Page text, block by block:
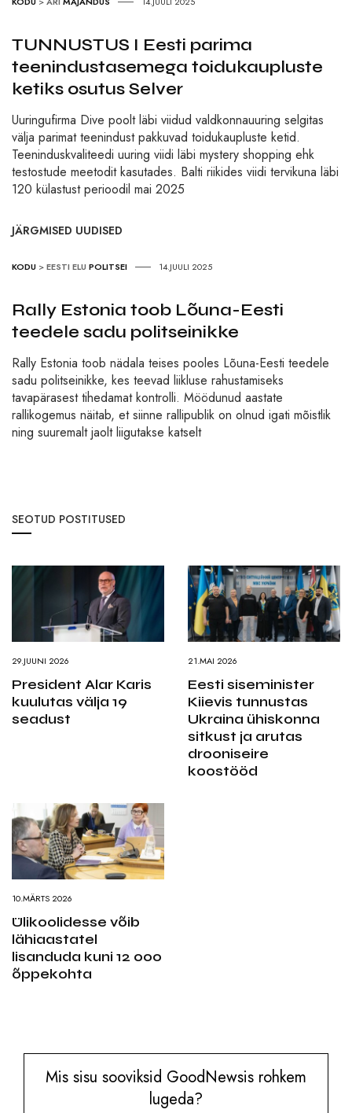
TUNNUSTUS I Eesti parima
teenindustasemega toidukaupluste
ketiks osutus Selver
Uuringufirma Dive poolt läbi viidud valdkonnauuring selgitas
välja parimat teenindust pakkuvad toidukaupluste ketid.
Teeninduskvaliteedi uuring viidi läbi mystery shopping ehk
testostude meetodit kasutades. Balti riikides viidi tervikuna läbi
120 külastust perioodil mai 2025
JÄRGMISED UUDISED
KODU >EESTI ELU POLITSEI 14.JUULI 2025
Rally Estonia toob Lõuna-Eesti
teedele sadu politseinikke
Rally Estonia toob nädala teises pooles Lõuna-Eesti teedele
sadu politseinikke, kes teevad liikluse rahustamiseks
tavapärasest tihedamat kontrolli. Möödunud aastate
rallikogemus näitab, et siinne rallipublik on olnud igati mõistlik
ning suuremalt jaolt liigutakse katselt
SEOTUD POSTITUSED
29.JUUNI 2026
President Alar Karis
kuulutas välja 19
seadust
21.MAI 2026
Eesti siseminister
Kiievis tunnustas
Ukraina ühiskonna
sitkust ja arutas
drooniseire
koostööd
10.MÄRTS 2026
Ülikoolidesse võib
lähiaastatel
lisanduda kuni 12 000
õppekohta
Mis sisu sooviksid GoodNewsis rohkem
lugeda?